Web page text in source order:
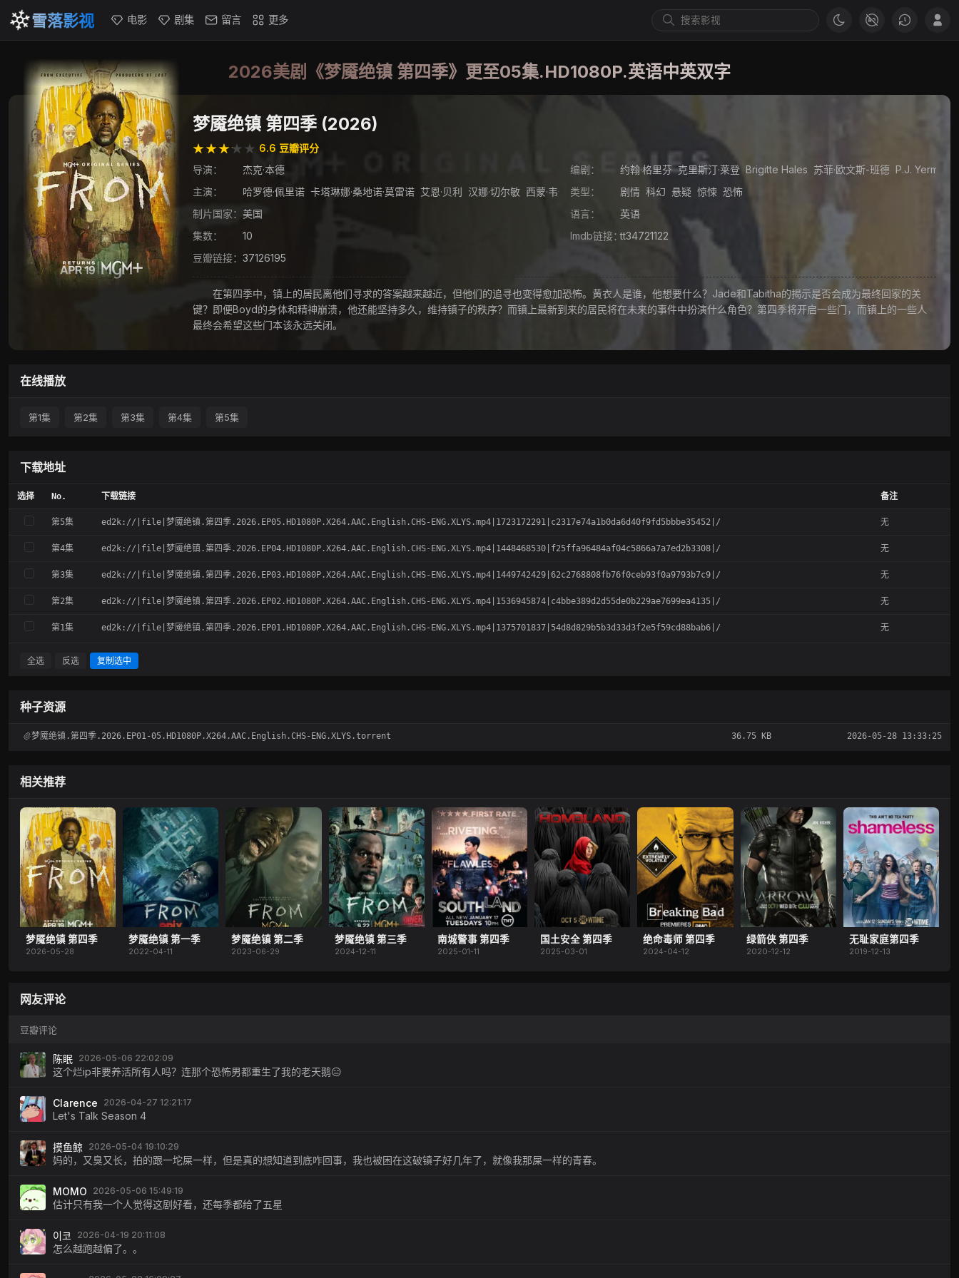
雪落影视 电影 剧集 留言 更多
2026美剧《梦魇绝镇 第四季》更至05集.HD1080P.英语中英双字
梦魇绝镇 第四季 (2026)
★★★★★
★★★★★ 6.6 豆瓣评分
导演：
杰克·本德 编剧： 约翰·格里芬 克里斯汀·莱登 Brigitte Hales 苏菲·欧文斯-班德 P.J. Yerman
主演：
哈罗德·佩里诺 卡塔琳娜·桑地诺·莫雷诺 艾恩·贝利 汉娜·切尔敏 西蒙·韦伯斯特 瑞奇·何 克洛伊·范·兰德肖特 科顿·摩尔
类型： 剧情 科幻 悬疑 惊悚 恐怖
制片国家： 美国 语言：
英语
集数：
10 Imdb链接：tt34721122
豆瓣链接： 37126195
在第四季中，镇上的居民离他们寻求的答案越来越近，但他们的追寻也变得愈加恐怖。黄衣人是谁，他想要什么？Jade和Tabitha的揭示是否会成为最终回家的关
键？即便Boyd的身体和精神崩溃，他还能坚持多久，维持镇子的秩序？而镇上最新到来的居民将在未来的事件中扮演什么角色？第四季将开启一些门，而镇上的一些人
最终会希望这些门本该永远关闭。
在线播放
第1集 第2集 第3集 第4集 第5集
下载地址
选择 No. 下载链接 备注
第5集 ed2k://|file|梦魇绝镇.第四季.2026.EP05.HD1080P.X264.AAC.English.CHS-ENG.XLYS.mp4|1723172291|c2317e74a1b0da6d40f9fd5bbbe35452|/ 无
第4集 ed2k://|file|梦魇绝镇.第四季.2026.EP04.HD1080P.X264.AAC.English.CHS-ENG.XLYS.mp4|1448468530|f25ffa96484af04c5866a7a7ed2b3308|/ 无
第3集 ed2k://|file|梦魇绝镇.第四季.2026.EP03.HD1080P.X264.AAC.English.CHS-ENG.XLYS.mp4|1449742429|62c2768808fb76f0ceb93f0a9793b7c9|/ 无
第2集 ed2k://|file|梦魇绝镇.第四季.2026.EP02.HD1080P.X264.AAC.English.CHS-ENG.XLYS.mp4|1536945874|c4bbe389d2d55de0b229ae7699ea4135|/ 无
第1集 ed2k://|file|梦魇绝镇.第四季.2026.EP01.HD1080P.X264.AAC.English.CHS-ENG.XLYS.mp4|1375701837|54d8d829b5b3d33d3f2e5f59cd88bab6|/ 无
全选 反选 复制选中
种子资源
梦魇绝镇.第四季.2026.EP01-05.HD1080P.X264.AAC.English.CHS-ENG.XLYS.torrent 36.75 KB 2026-05-28 13:33:25
相关推荐
梦魇绝镇 第四季
2026-05-28
梦魇绝镇 第一季
2022-04-11
梦魇绝镇 第二季
2023-06-29
梦魇绝镇 第三季
2024-12-11
南城警事 第四季
2025-01-11
国土安全 第四季
2025-03-01
绝命毒师 第四季
2024-04-12
绿箭侠 第四季
2020-12-12
无耻家庭第四季
2019-12-13
网友评论
豆瓣评论
陈眠 2026-05-06 22:02:09
这个烂ip非要养活所有人吗？连那个恐怖男都重生了我的老天鹅😑
Clarence 2026-04-27 12:21:17
Let's Talk Season 4
摸鱼鲸 2026-05-04 19:10:29
妈的，又臭又长，拍的跟一坨屎一样，但是真的想知道到底咋回事，我也被困在这破镇子好几年了，就像我那屎一样的青春。
MOMO 2026-05-06 15:49:19
估计只有我一个人觉得这剧好看，还每季都给了五星
이코 2026-04-19 20:11:08
怎么越跑越偏了。。